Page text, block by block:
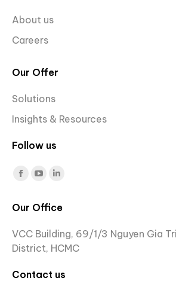
About us
Careers
Our Offer
Solutions
Insights & Resources
Follow us
Find us on:
Facebook
opens
new
YouTube
opens
new
Linkedin
opens
in
new
Our Office
VCC Building, 69/1/3 Nguyen Gia
District, HCMC
Contact us